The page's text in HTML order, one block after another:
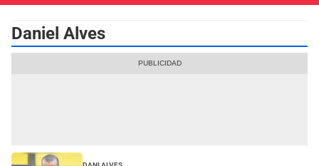
Daniel Alves